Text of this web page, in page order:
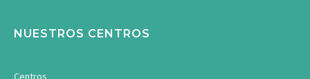
NUESTROS CENTROS
Centros